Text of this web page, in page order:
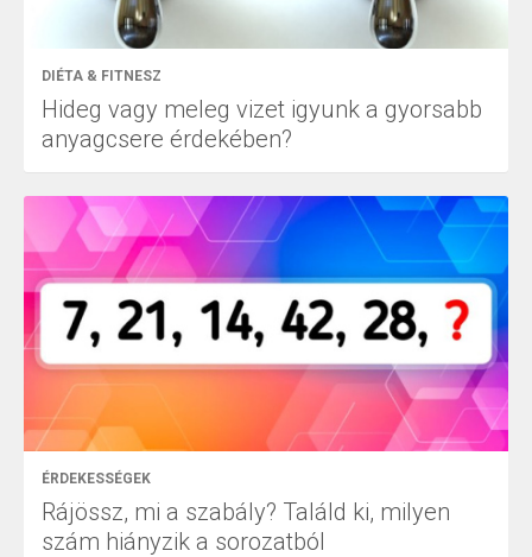
DIÉTA & FITNESZ
Hideg vagy meleg vizet igyunk a gyorsabb
anyagcsere érdekében?
ÉRDEKESSÉGEK
Rájössz, mi a szabály? Találd ki, milyen
szám hiányzik a sorozatból